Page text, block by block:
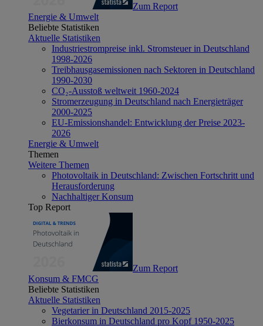
Zum Report
Energie & Umwelt
Beliebte Statistiken
Aktuelle Statistiken
Industriestrompreise inkl. Stromsteuer in Deutschland
1998-2026
Treibhausgasemissionen nach Sektoren in Deutschland
1990-2030
CO₂-Ausstoß weltweit 1960-2024
Stromerzeugung in Deutschland nach Energieträger
2000-2025
EU-Emissionshandel: Entwicklung der Preise 2023-
2026
Energie & Umwelt
Themen
Weitere Themen
Photovoltaik in Deutschland: Zwischen Fortschritt und
Herausforderung
Nachhaltiger Konsum
Top Report
Zum Report
Konsum & FMCG
Beliebte Statistiken
Aktuelle Statistiken
Vegetarier in Deutschland 2015-2025
Bierkonsum in Deutschland pro Kopf 1950-2025